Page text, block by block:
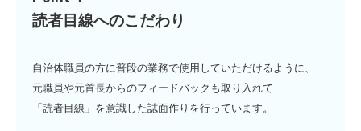
読者目線へのこだわり
自治体職員の方に普段の業務で使用していただけるように、
元職員や元首長からのフィードバックも取り入れて
「読者目線」を意識した誌面作りを行っています。